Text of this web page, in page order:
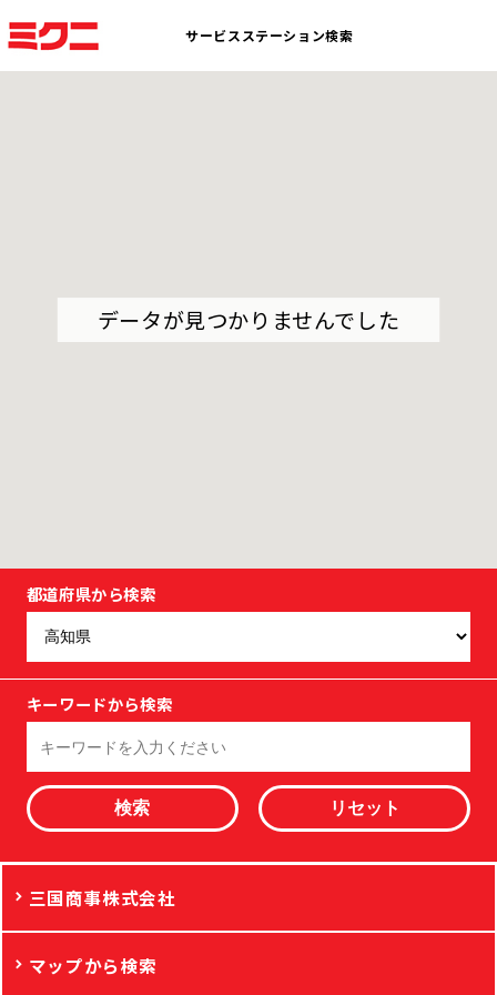
サービスステーション検索
都道府県から検索
キーワードから検索
検索
三国商事株式会社
マップから検索